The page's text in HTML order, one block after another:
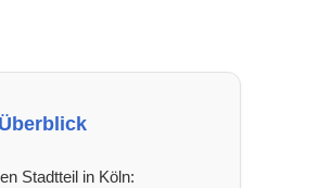
Stadtteil in Köln: